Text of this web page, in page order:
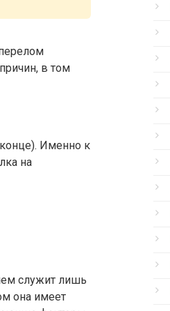
в том
Именно к
на
служит лишь
она имеет